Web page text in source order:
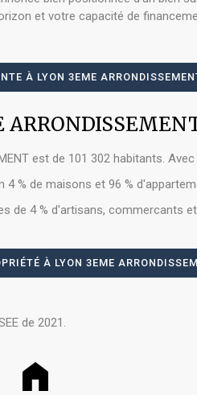
et votre capacité de
À LYON 3EME
est de 101 302 habitants.
% de maisons et 96 %
4 % d'artisans, commercants
À LYON 3EME
de 2021.